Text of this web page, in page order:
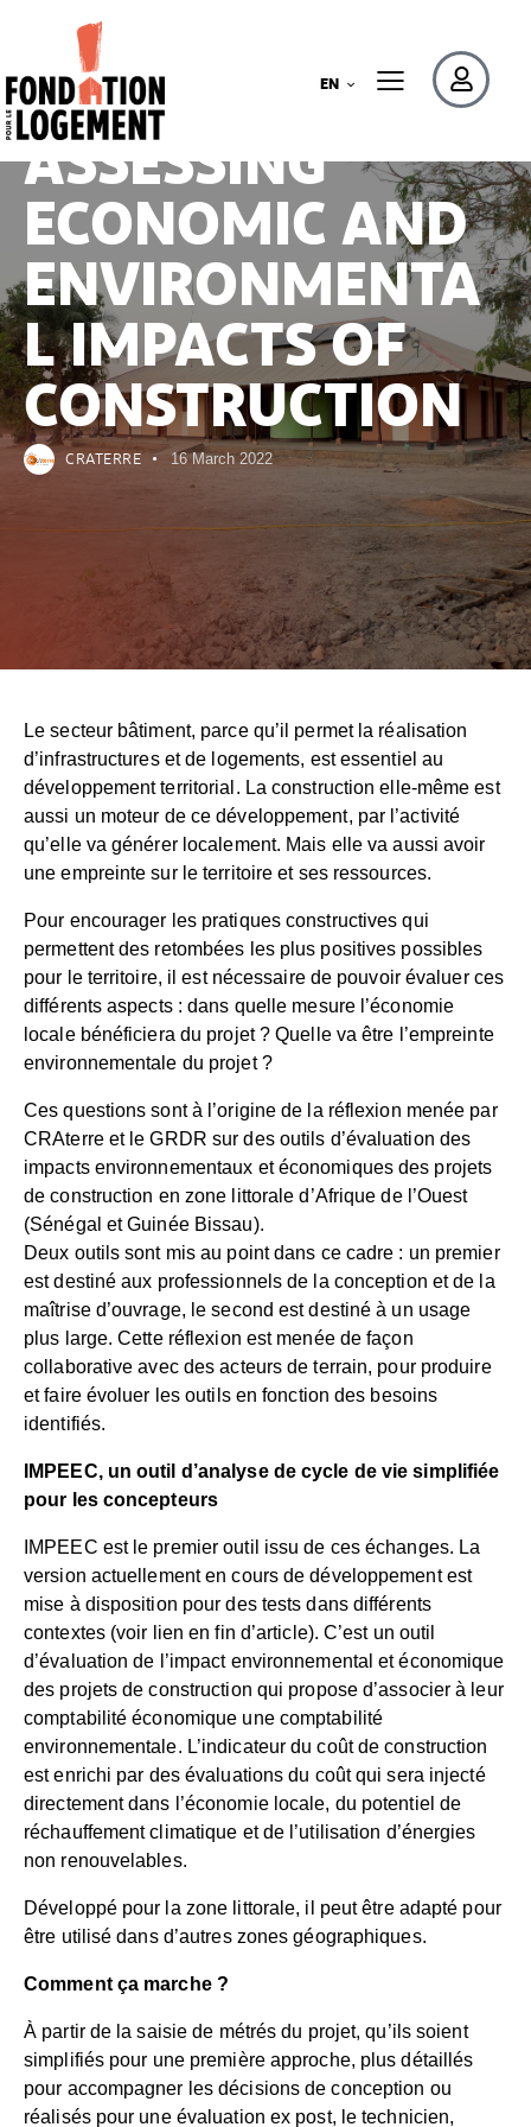
EN
BUILDING CULTURES
ASSESSING
ECONOMIC AND
ENVIRONMENTA
L IMPACTS OF
CONSTRUCTION
CRATERRE 16 March 2022
Le secteur bâtiment, parce qu’il permet la réalisation
d’infrastructures et de logements, est essentiel au
développement territorial. La construction elle-même est
aussi un moteur de ce développement, par l’activité
qu’elle va générer localement. Mais elle va aussi avoir
une empreinte sur le territoire et ses ressources.
Pour encourager les pratiques constructives qui
permettent des retombées les plus positives possibles
pour le territoire, il est nécessaire de pouvoir évaluer ces
différents aspects : dans quelle mesure l’économie
locale bénéficiera du projet ? Quelle va être l’empreinte
environnementale du projet ?
Ces questions sont à l’origine de la réflexion menée par
CRAterre et le GRDR sur des outils d’évaluation des
impacts environnementaux et économiques des projets
de construction en zone littorale d’Afrique de l’Ouest
(Sénégal et Guinée Bissau).
Deux outils sont mis au point dans ce cadre : un premier
est destiné aux professionnels de la conception et de la
maîtrise d’ouvrage, le second est destiné à un usage
plus large. Cette réflexion est menée de façon
collaborative avec des acteurs de terrain, pour produire
et faire évoluer les outils en fonction des besoins
identifiés.
IMPEEC, un outil d’analyse de cycle de vie simplifiée
pour les concepteurs
IMPEEC est le premier outil issu de ces échanges. La
version actuellement en cours de développement est
mise à disposition pour des tests dans différents
contextes (voir lien en fin d’article). C’est un outil
d’évaluation de l’impact environnemental et économique
des projets de construction qui propose d’associer à leur
comptabilité économique une comptabilité
environnementale. L’indicateur du coût de construction
est enrichi par des évaluations du coût qui sera injecté
directement dans l’économie locale, du potentiel de
réchauffement climatique et de l’utilisation d’énergies
non renouvelables.
Développé pour la zone littorale, il peut être adapté pour
être utilisé dans d’autres zones géographiques.
Comment ça marche ?
À partir de la saisie de métrés du projet, qu’ils soient
simplifiés pour une première approche, plus détaillés
pour accompagner les décisions de conception ou
réalisés pour une évaluation ex post, le technicien,